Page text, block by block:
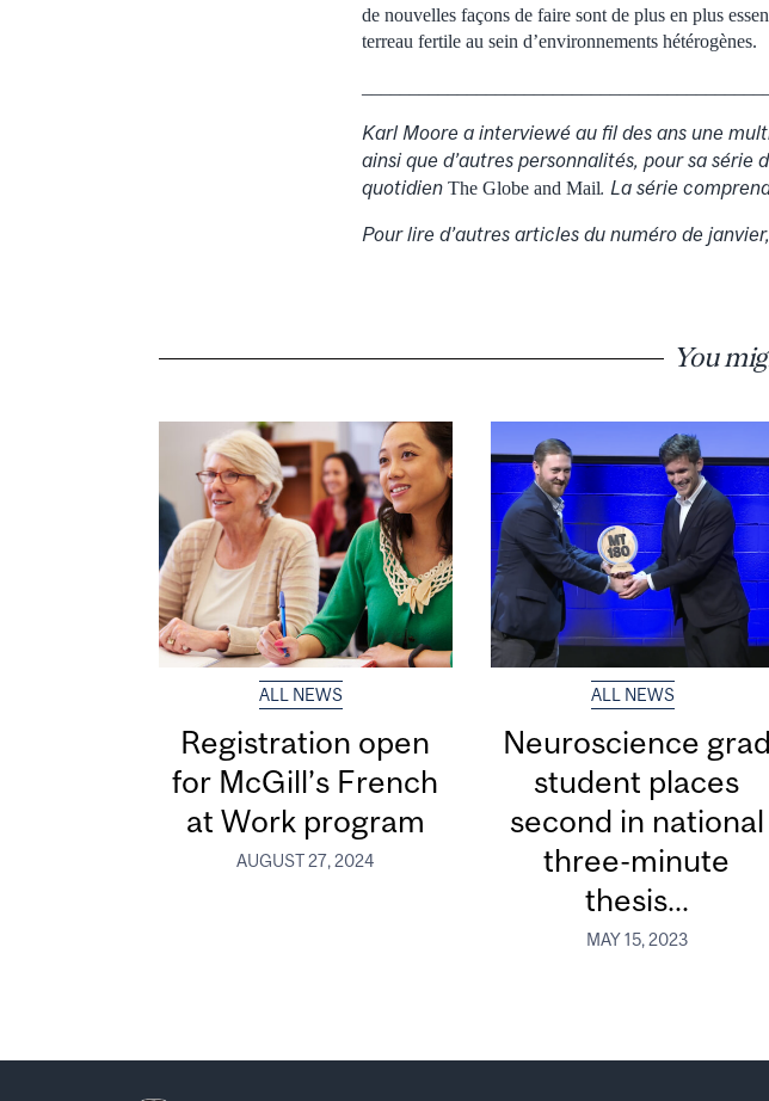
de nouvelles façons de faire sont de plus en plus
terreau fertile au sein d’environnements hétérogènes.
Karl Moore a interviewé au fil des ans une
ainsi que d’autres personnalités, pour sa série
quotidien The Globe and Mail. La série
Pour lire d’autres articles du numéro de janvier,
You
ALL NEWS
Registration open
for McGill’s French
at Work program
AUGUST 27, 2024
ALL NEWS
Neuroscience grad
student places
second in national
three-minute
thesis...
MAY 15, 2023